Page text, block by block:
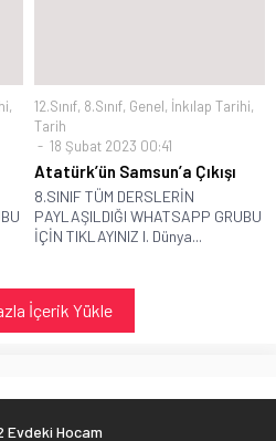
,
12.Sınıf, 8.Sınıf, Genel, İnkılap Tarihi,
Tarih
18 Şubat 2023 00:41
Atatürk’ün Samsun’a Çıkışı
8.SINIF TÜM DERSLERİN
PAYLAŞILDIĞI WHATSAPP GRUBU
İÇİN TIKLAYINIZ I. Dünya...
İçerik Yükle
Hocam